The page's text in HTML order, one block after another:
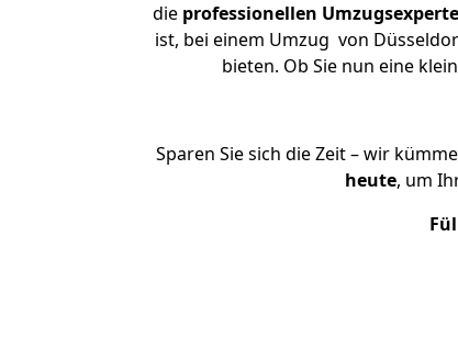
die professionellen
ist, bei einem Umzug von
bieten. Ob Sie nun eine
Sparen Sie sich die Zeit – wir
heute, um